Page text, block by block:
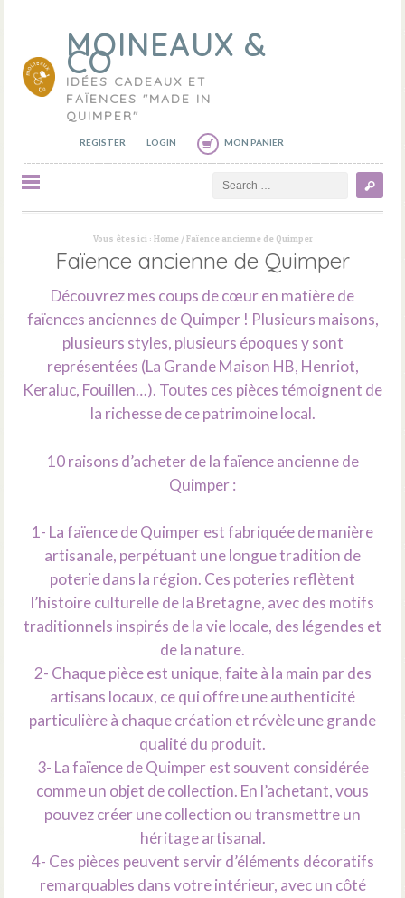
MOINEAUX &
CO
IDÉES CADEAUX ET
FAÏENCES "MADE IN
QUIMPER"
REGISTER LOGIN MON PANIER
Vous êtes ici : Home / Faïence ancienne de Quimper
Faïence ancienne de Quimper
Découvrez mes coups de cœur en matière de
faïences anciennes de Quimper ! Plusieurs maisons,
plusieurs styles, plusieurs époques y sont
représentées (La Grande Maison HB, Henriot,
Keraluc, Fouillen…). Toutes ces pièces témoignent de
la richesse de ce patrimoine local.
10 raisons d’acheter de la faïence ancienne de
Quimper :
1- La faïence de Quimper est fabriquée de manière
artisanale, perpétuant une longue tradition de
poterie dans la région. Ces poteries reflètent
l’histoire culturelle de la Bretagne, avec des motifs
traditionnels inspirés de la vie locale, des légendes et
de la nature.
2- Chaque pièce est unique, faite à la main par des
artisans locaux, ce qui offre une authenticité
particulière à chaque création et révèle une grande
qualité du produit.
3- La faïence de Quimper est souvent considérée
comme un objet de collection. En l’achetant, vous
pouvez créer une collection ou transmettre un
héritage artisanal.
4- Ces pièces peuvent servir d’éléments décoratifs
remarquables dans votre intérieur, avec un côté